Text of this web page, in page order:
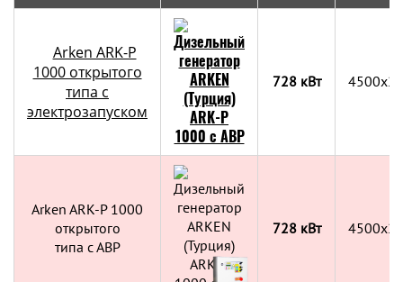
Arken ARK-P
1000 открытого
типа с
электрозапуском
728 кВт
Arken ARK-P 1000
открытого
типа с АВР
728 кВт